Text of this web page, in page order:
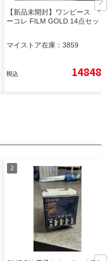
【新品未開封】ワンピース ワ
ーコレ FILM GOLD 14点セット
マイストア在庫： 3859
税込 14848